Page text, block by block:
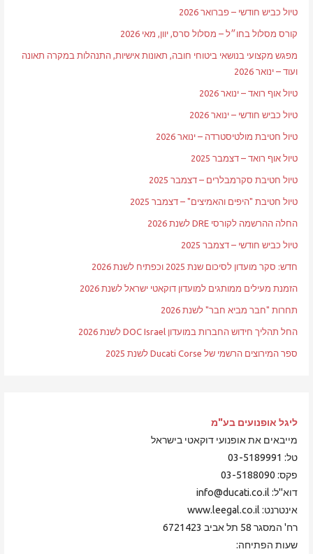
טיול כביש חודשי – פברואר 2026
קורס מסלול בחו״ל – מסלול סרס, יוון, מאי 2026
מפגש מקצועי בנושאי ביטוחי חובה, תאונות אישיות, התנהלות במקרה תאונה
ועוד – ינואר 2026
טיול אוף רואד – ינואר 2026
טיול כביש חודשי – ינואר 2026
טיול חטיבת מולטיסטרדה – ינואר 2026
טיול אוף רואד – דצמבר 2025
טיול חטיבת סקרמבלרים – דצמבר 2025
טיול חטיבת "היפים והאמיצים" – דצמבר 2025
החלה ההרשמה לקורסי DRE לשנת 2026
טיול כביש חודשי – דצמבר 2025
חדש: סקר מועדון לסיכום שנת 2025 וכפתיח לשנת 2026
הזמנת מעילים ממותגים למועדון דוקאטי ישראל לשנת 2026
תחרות "חבר מביא חבר" לשנת 2026
החל תהליך חידוש החברות במועדון DOC Israel לשנת 2026
ספר המירוצים הרשמי של Ducati Corse לשנת 2025
ליגל אופנועים בע"מ
מייבאים את אופנועי דוקאטי בישראל
טל: 03-5189991
פקס: 03-5188090
דוא"ל: info@ducati.co.il
אינטרנט: www.leegal.co.il
רח' המסגר 58 תל אביב 6721423
שעות הפתיחה: